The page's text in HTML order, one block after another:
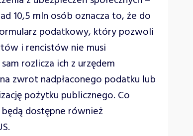
10,5 mln osób oznacza to, że do
podatkowy, który pozwoli
i rencistów nie musi
rozlicza ich z urzędem
zwrot nadpłaconego podatku lub
pożytku publicznego. Co
dostępne również